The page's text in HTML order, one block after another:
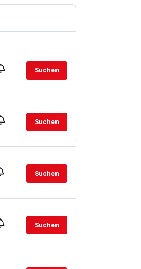
Suchen
Suchen
Suchen
Suchen